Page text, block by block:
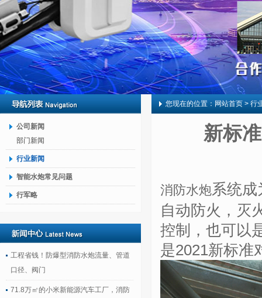
公司新闻
部门新闻
行业新闻
智能水炮常见问题
行军略
工程省钱！防爆型消防水炮流量、管道
口径、阀门
71.8万㎡的小米新能源汽车工厂，消防
您现在的位置： 网站首页 > 行
新标
消防水炮系统
自动防火，灭
控制，也可以
是2021新标准